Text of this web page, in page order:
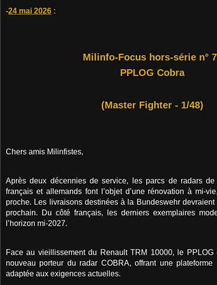
-24 mai 2026 :
Milinfo-Focus hors-série n°
PPLOG Cobra
(Master Fighter - 1/48)
Chers amis Milinfistes,
Après deux décennies de service, les parcs de radars de
français et allemands font l’objet d’une rénovation à mi-
proche. Les livraisons destinées à la Bundeswehr devraient
prochain. Du côté français, les derniers exemplaires
l’horizon mi-2027.
Face au vieillissement du Renault TRM 10000, le
nouveau porteur du radar COBRA, offrant une
adaptée aux exigences actuelles.